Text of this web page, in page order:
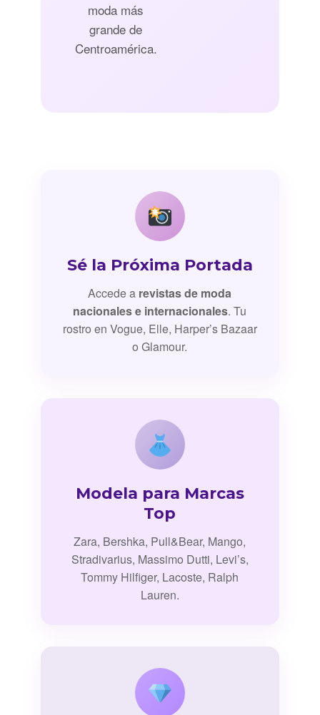
moda más
grande de
Centroamérica.
Sé la Próxima Portada
Accede a revistas de moda
nacionales e internacionales. Tu
rostro en Vogue, Elle, Harper’s Bazaar
o Glamour.
Modela para Marcas
Top
Zara, Bershka, Pull&Bear, Mango,
Stradivarius, Massimo Dutti, Levi’s,
Tommy Hilfiger, Lacoste, Ralph
Lauren.